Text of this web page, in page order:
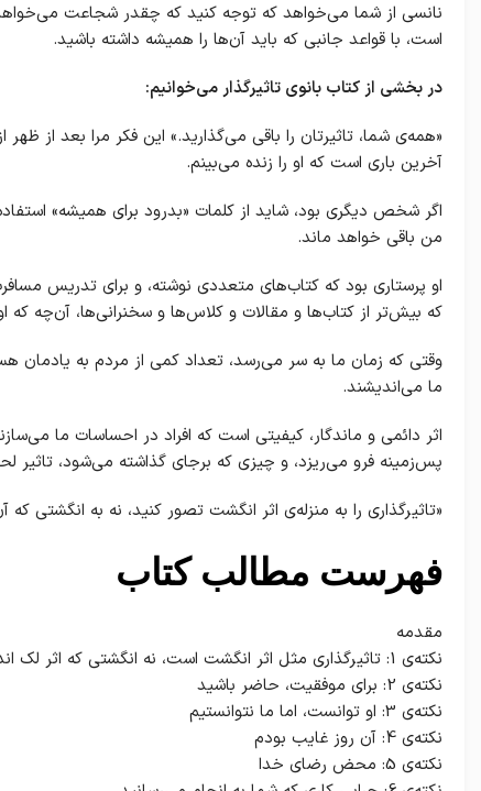
نانسی از شما می‌خواهد که توجه کنید که چقدر شجاعت
است، با قواعد جانبی که باید آن‌ها را همیشه داشته باشید.
در بخشی از کتاب بانوی تاثیرگذار می‌خوانیم:
«همه‌ی شما، تاثیرتان را باقی می‌گذارید.» این فکر مرا بعد
آخرین باری است که او را زنده می‌بینم.
اگر شخص دیگری بود، شاید از کلمات «بدرود برای همیشه»
من باقی خواهد ماند.
او پرستاری بود که کتاب‌های متعددی نوشته، و برای تدریس
که بیش‌تر از کتاب‌ها و مقالات و کلاس‌ها و سخنرانی‌ها، آن‌چه که
وقتی که زمان ما به سر می‌رسد، تعداد کمی از مردم به یادمان
ما می‌اندیشند.
اثر دائمی و ماندگار، کیفیتی است که افراد در احساسات ما
پس‌زمینه فرو می‌ریزد، و چیزی که برجای گذاشته می‌شود، تاثیر
«تاثیرگذاری را به منزله‌ی اثر انگشت تصور کنید، نه به انگشتی
فهرست مطالب کتاب
مقدمه
نکته‌ی 1: تاثیرگذاری مثل اثر انگشت است، نه انگشتی که اثر لک انداخته
نکته‌ی 2: برای موفقیت، حاضر باشید
نکته‌ی 3: او توانست، اما ما نتوانستیم
نکته‌ی 4: آن روز غایب بودم
نکته‌ی 5: محض رضای خدا